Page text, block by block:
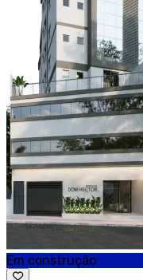
Em construção